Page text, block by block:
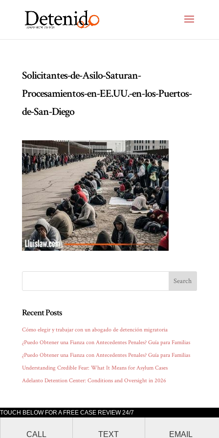
TOUCH BELOW FOR A FREE CASE REVIEW 24/7
CALL TEXT EMAIL
Solicitantes-de-Asilo-Saturan-
Procesamientos-en-EE.UU.-en-los-Puertos-
de-San-Diego
Recent Posts
Cómo elegir y trabajar con un abogado de detención migratoria
¿Puedo Obtener una Fianza con Antecedentes Penales? Guía para Familias
¿Puedo Obtener una Fianza con Antecedentes Penales? Guía para Familias
Understanding Credible Fear: What It Means for Asylum Cases
Adelanto Detention Center: Conditions and Oversight in 2026